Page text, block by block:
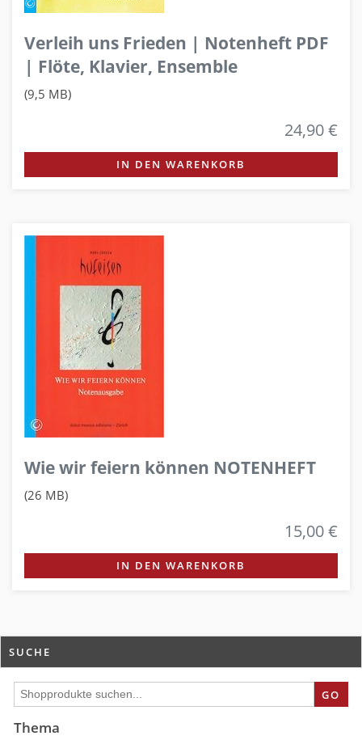
Verleih uns Frieden | Notenheft PDF
| Flöte, Klavier, Ensemble
(9,5 MB)
24,90 €
IN DEN WARENKORB
Wie wir feiern können NOTENHEFT
(26 MB)
15,00 €
IN DEN WARENKORB
SUCHE
GO
Thema